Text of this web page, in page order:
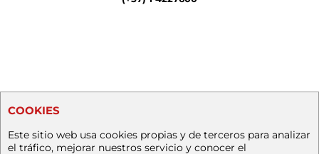
COOKIES
Este sitio web usa cookies propias y de terceros para analizar
el tráfico, mejorar nuestros servicio y conocer el